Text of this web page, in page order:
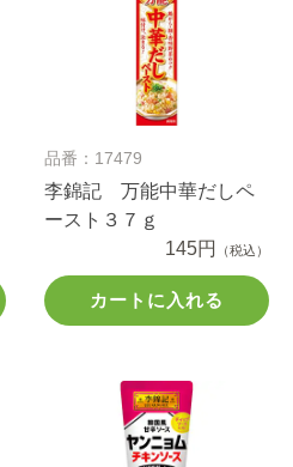
品番：17479
李錦記 万能中華だしペ
ースト３７ｇ
145円
（税込）
カートに入れる